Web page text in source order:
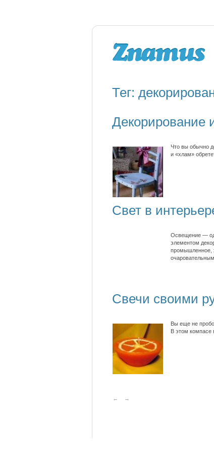
Тег:
Декорирование
Что вы обычно
и «хлам»
Свет в
Освещение —
элементом
промышленное,
Свечи своими
Вы еще не
В этом компасе
← →